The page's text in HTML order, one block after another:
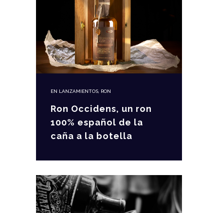
EN LANZAMIENTOS RON
Ron Occidens, un ron
100% español de la
caña a la botella